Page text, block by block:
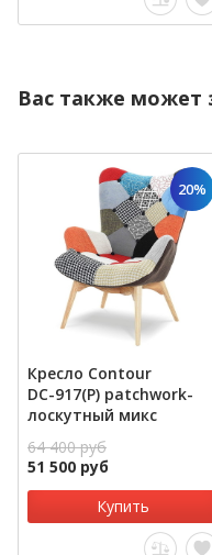
Вас также может
20%
Кресло Contour
DС-917(P) patchwork-
лоскутный микс
64 400 руб
51 500 руб
Купить